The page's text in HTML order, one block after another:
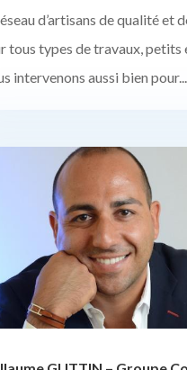
d’artisans de qualité et
tous types de travaux, petits
intervenons aussi bien pour...